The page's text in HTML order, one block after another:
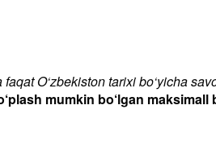
O‘zbekiston tarixi bo‘yicha
mumkin bo‘lgan maksimall